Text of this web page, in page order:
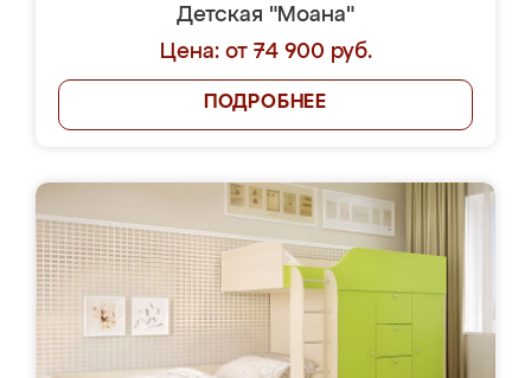
Детская "Моана"
Цена: от 74 900 руб.
ПОДРОБНЕЕ